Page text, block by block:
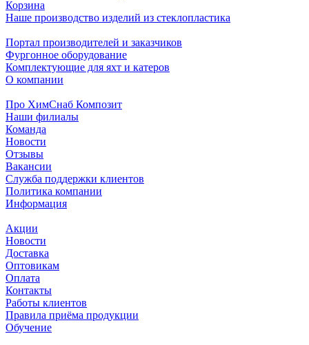
Корзина
Наше производство изделий из стеклопластика
Портал производителей и заказчиков
Фургонное оборудование
Комплектующие для яхт и катеров
О компании
Про ХимСнаб Композит
Наши филиалы
Команда
Новости
Отзывы
Вакансии
Служба поддержки клиентов
Политика компании
Информация
Акции
Новости
Доставка
Оптовикам
Оплата
Контакты
Работы клиентов
Правила приёма продукции
Обучение